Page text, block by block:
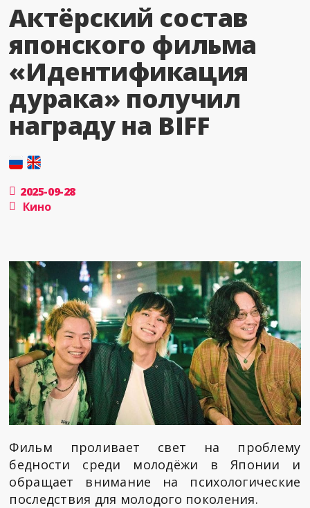
Актёрский состав
японского фильма
«Идентификация
дурака» получил
награду на BIFF
2025-09-28
Кино
Фильм проливает свет на проблему
бедности среди молодёжи в Японии и
обращает внимание на психологические
последствия для молодого поколения.